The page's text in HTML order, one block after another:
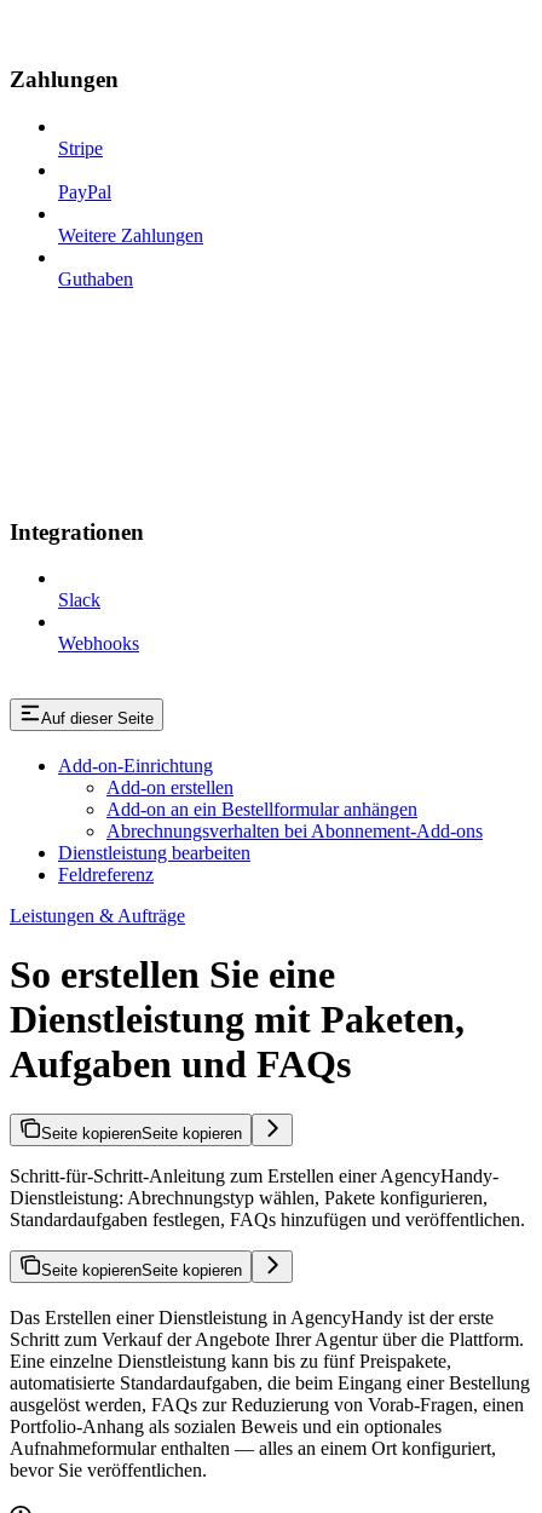
Zahlungen
Stripe
PayPal
Weitere Zahlungen
Guthaben
Integrationen
Slack
Webhooks
Auf dieser Seite
Add-on-Einrichtung
Add-on erstellen
Add-on an ein Bestellformular anhängen
Abrechnungsverhalten bei Abonnement-Add-ons
Dienstleistung bearbeiten
Feldreferenz
Leistungen & Aufträge
So erstellen Sie eine
Dienstleistung mit Paketen,
Aufgaben und FAQs
Seite kopierenSeite kopieren
Schritt-für-Schritt-Anleitung zum Erstellen einer AgencyHandy-
Dienstleistung: Abrechnungstyp wählen, Pakete konfigurieren,
Standardaufgaben festlegen, FAQs hinzufügen und veröffentlichen.
Seite kopierenSeite kopieren
Das Erstellen einer Dienstleistung in AgencyHandy ist der erste
Schritt zum Verkauf der Angebote Ihrer Agentur über die Plattform.
Eine einzelne Dienstleistung kann bis zu fünf Preispakete,
automatisierte Standardaufgaben, die beim Eingang einer Bestellung
ausgelöst werden, FAQs zur Reduzierung von Vorab-Fragen, einen
Portfolio-Anhang als sozialen Beweis und ein optionales
Aufnahmeformular enthalten — alles an einem Ort konfiguriert,
bevor Sie veröffentlichen.